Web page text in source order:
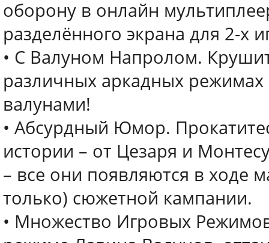
оборону в онлайн
разделённого экрана для 2-х
• С Валуном Напролом.
различных аркадных
валунами!
• Абсурдный Юмор.
истории – от Цезаря и
– все они появляются в ходе
только) сюжетной кампании.
• Множество Игровых